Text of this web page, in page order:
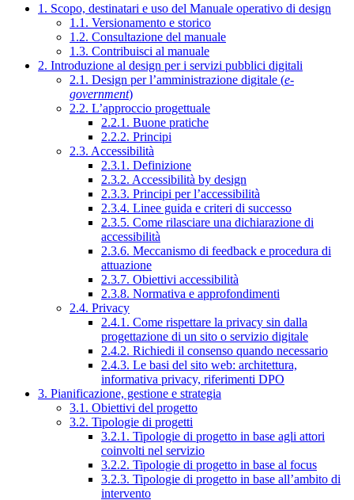
1. Scopo, destinatari e uso del Manuale operativo di design
1.1. Versionamento e storico
1.2. Consultazione del manuale
1.3. Contribuisci al manuale
2. Introduzione al design per i servizi pubblici digitali
2.1. Design per l’amministrazione digitale (e-
government)
2.2. L’approccio progettuale
2.2.1. Buone pratiche
2.2.2. Principi
2.3. Accessibilità
2.3.1. Definizione
2.3.2. Accessibilità by design
2.3.3. Principi per l’accessibilità
2.3.4. Linee guida e criteri di successo
2.3.5. Come rilasciare una dichiarazione di
accessibilità
2.3.6. Meccanismo di feedback e procedura di
attuazione
2.3.7. Obiettivi accessibilità
2.3.8. Normativa e approfondimenti
2.4. Privacy
2.4.1. Come rispettare la privacy sin dalla
progettazione di un sito o servizio digitale
2.4.2. Richiedi il consenso quando necessario
2.4.3. Le basi del sito web: architettura,
informativa privacy, riferimenti DPO
3. Pianificazione, gestione e strategia
3.1. Obiettivi del progetto
3.2. Tipologie di progetti
3.2.1. Tipologie di progetto in base agli attori
coinvolti nel servizio
3.2.2. Tipologie di progetto in base al focus
3.2.3. Tipologie di progetto in base all’ambito di
intervento